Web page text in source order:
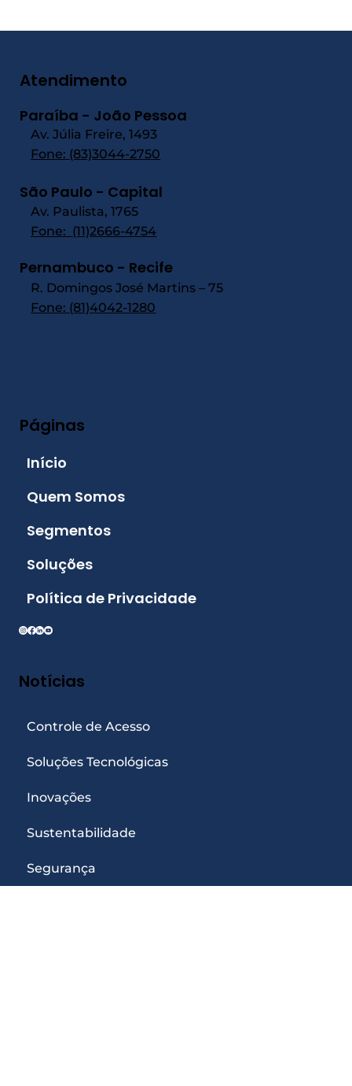
Atendimento
Paraíba - João Pessoa
Av. Júlia Freire, 1493
Fone: (83)3044-2750
São Paulo - Capital
Av. Paulista, 1765
Fone: (11)2666-4754
Pernambuco - Recife
R. Domingos José Martins – 75
Fone: (81)4042-1280
Páginas
Início
Quem Somos
Segmentos
Soluções
Política de Privacidade
Notícias
Controle de Acesso
Soluções Tecnológicas
Inovações
Sustentabilidade
Segurança